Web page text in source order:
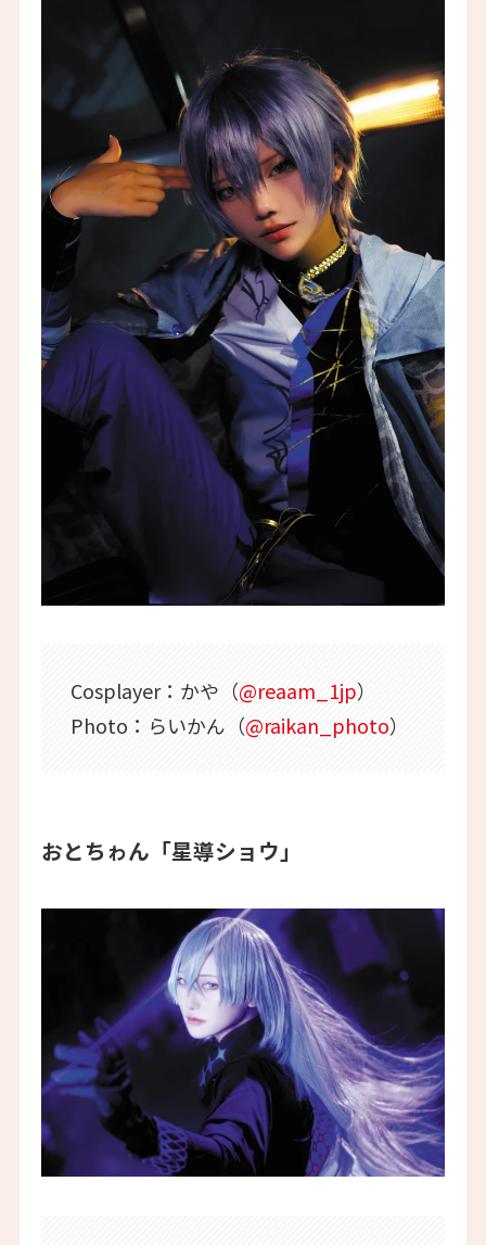
Cosplayer：かや（@reaam_1jp）
Photo：らいかん（@raikan_photo）
おとちゎん「星導ショウ」